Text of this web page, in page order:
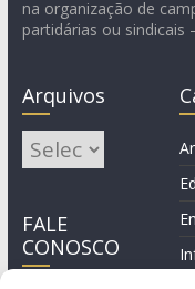
na organização de
partidárias ou sindicais
Arquivos
Arquivos
FALE
CONOSCO